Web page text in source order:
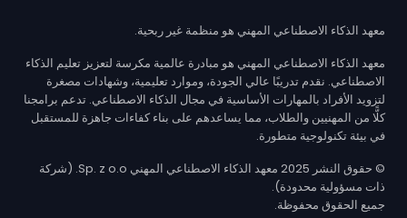
معهد الذكاء الاصطناعي المهني هو منظمة غير ربحية.
معهد الذكاء الاصطناعي المهني هو مبادرة عالمية مكرسة لتعزيز تعليم الذكاء
الاصطناعي. نقدم تدريبًا عالي الجودة، وموارد تعليمية، وشهادات مصغرة
لتزويد الأفراد بالمهارات الأساسية في مجال الذكاء الاصطناعي. تدعم برامجنا
كلًّا من المهنيين والطلاب، مما يساعدهم على بناء كفاءات جاهزة للمستقبل
في بيئة تكنولوجية متطورة.
© حقوق النشر 2025 معهد الذكاء الاصطناعي المهني Sp. z o.o. (شركة
ذات مسؤولية محدودة).
جميع الحقوق محفوظة.